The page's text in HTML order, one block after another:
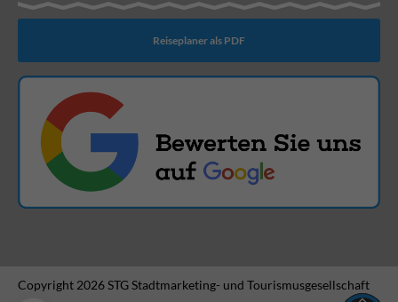
Reiseplaner als PDF
Copyright 2026 STG Stadtmarketing- und Tourismusgesellschaft